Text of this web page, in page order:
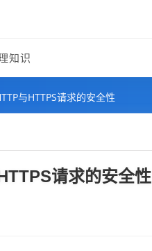
知识
与HTTPS请求的安全性
请求的安全性